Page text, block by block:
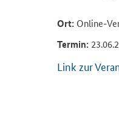
Ort: Online-
Termin:
Link zur